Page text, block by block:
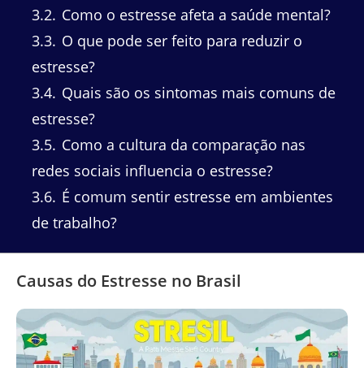
3.2 Como o estresse afeta a saúde mental?
3.3 O que pode ser feito para reduzir o
estresse?
3.4 Quais são os sintomas mais comuns de
estresse?
3.5 Como a cultura da comparação nas
redes sociais influencia o estresse?
3.6 É comum sentir estresse em ambientes
de trabalho?
Causas do Estresse no Brasil